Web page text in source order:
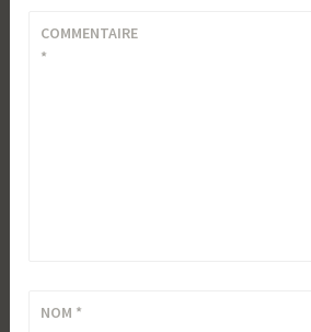
COMMENTAIRE
*
NOM *